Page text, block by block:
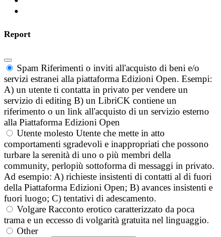
Report
Spam Riferimenti o inviti all'acquisto di beni e/o
servizi estranei alla piattaforma Edizioni Open. Esempi:
A) un utente ti contatta in privato per vendere un
servizio di editing B) un LibriCK contiene un
riferimento o un link all'acquisto di un servizio esterno
alla Piattaforma Edizioni Open
Utente molesto Utente che mette in atto
comportamenti sgradevoli e inappropriati che possono
turbare la serenità di uno o più membri della
community, perlopiù sottoforma di messaggi in privato.
Ad esempio: A) richieste insistenti di contatti al di fuori
della Piattaforma Edizioni Open; B) avances insistenti e
fuori luogo; C) tentativi di adescamento.
Volgare Racconto erotico caratterizzato da poca
trama e un eccesso di volgarità gratuita nel linguaggio.
Other